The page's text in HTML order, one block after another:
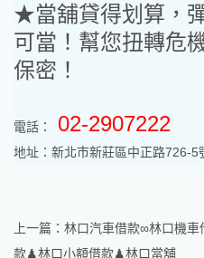
★當舖貸得划算，
可當！幫您扭轉危
保密！
電話： 02-2907222
地址：新北市新莊區中正路726-5
上一篇： 林口汽車借款∞林口機
款♟林口小額借款♟林口當舖